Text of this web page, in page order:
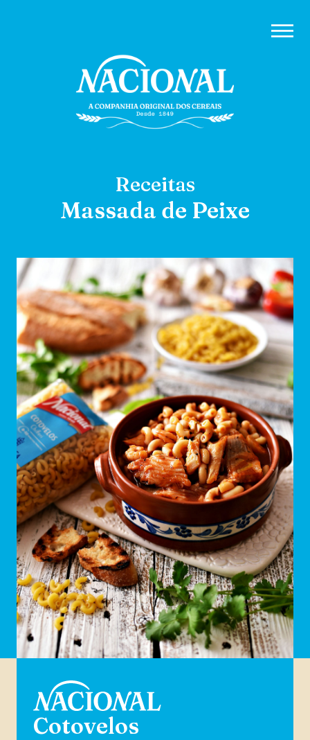
Receitas
Massada de Peixe
Cotovelos